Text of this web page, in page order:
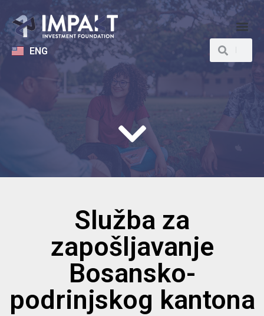
ENG
Služba za
zapošljavanje
Bosansko-
podrinjskog kantona